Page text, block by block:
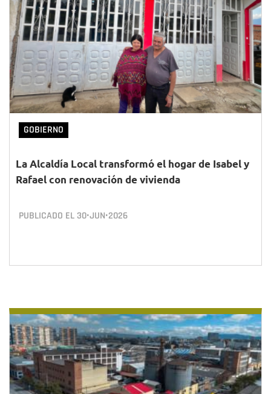
GOBIERNO
La Alcaldía Local transformó el hogar de Isabel y
Rafael con renovación de vivienda
PUBLICADO EL 30•JUN•2026